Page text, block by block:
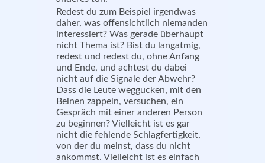
Redest du zum Beispiel irgendwas
daher, was offensichtlich niemanden
interessiert? Was gerade überhaupt
nicht Thema ist? Bist du langatmig,
redest und redest du, ohne Anfang
und Ende, und achtest du dabei
nicht auf die Signale der Abwehr?
Dass die Leute weggucken, mit den
Beinen zappeln, versuchen, ein
Gespräch mit einer anderen Person
zu beginnen? Vielleicht ist es gar
nicht die fehlende Schlagfertigkeit,
von der du meinst, dass du nicht
ankommst. Vielleicht ist es einfach